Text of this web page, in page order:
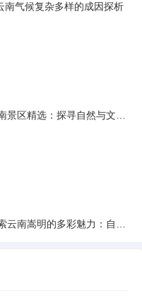
南气候复杂多样的成因探析